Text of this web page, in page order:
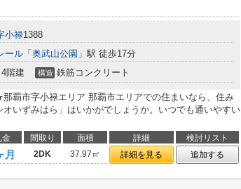
小禄1388
ール 「 奥武山公園 」駅 徒歩17分
4階建 構造 鉄筋コンクリート
覇市字小禄エリア 那覇市エリアでの住まいなら、住み
いずみはら」はいかがでしょうか。いつでも通いやすい
金 間取り 面積 詳細
検討リスト
月 2DK 37.97㎡ 詳細を見る 追加する